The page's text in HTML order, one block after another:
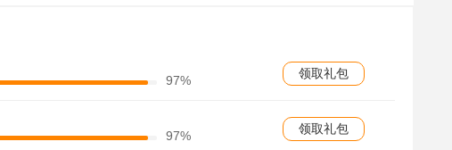
97% 领取礼包
97% 领取礼包